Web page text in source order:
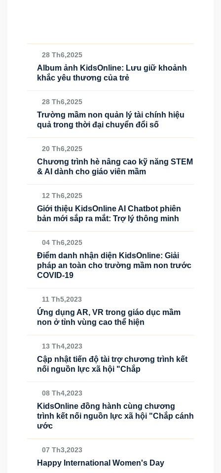
28 Th6,2025
Album ảnh KidsOnline: Lưu giữ khoảnh
khắc yêu thương của trẻ
28 Th6,2025
Trường mầm non quản lý tài chính hiệu
quả trong thời đại chuyển đổi số
20 Th6,2025
Chương trình hè nâng cao kỹ năng STEM
& AI dành cho giáo viên mầm
12 Th6,2025
Giới thiệu KidsOnline AI Chatbot phiên
bản mới sắp ra mắt: Trợ lý thông minh
04 Th6,2025
Điểm danh nhận diện KidsOnline: Giải
pháp an toàn cho trường mầm non trước
COVID-19
11 Th5,2023
Ứng dụng AR, VR trong giáo dục mầm
non ở tỉnh vùng cao thể hiện
13 Th4,2023
Cập nhật tiến độ tài trợ chương trình kết
nối nguồn lực xã hội "Chắp
08 Th4,2023
KidsOnline đồng hành cùng chương
trình kết nối nguồn lực xã hội "Chắp cánh
ước
07 Th3,2023
Happy International Women's Day